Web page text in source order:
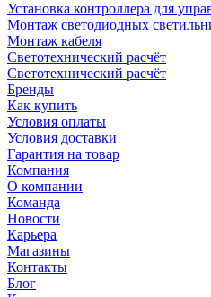
Установка контроллера для
Монтаж светодиодных
Монтаж кабеля
Светотехнический расчёт
Светотехнический расчёт
Бренды
Как купить
Условия оплаты
Условия доставки
Гарантия на товар
Компания
О компании
Команда
Новости
Карьера
Магазины
Контакты
Блог